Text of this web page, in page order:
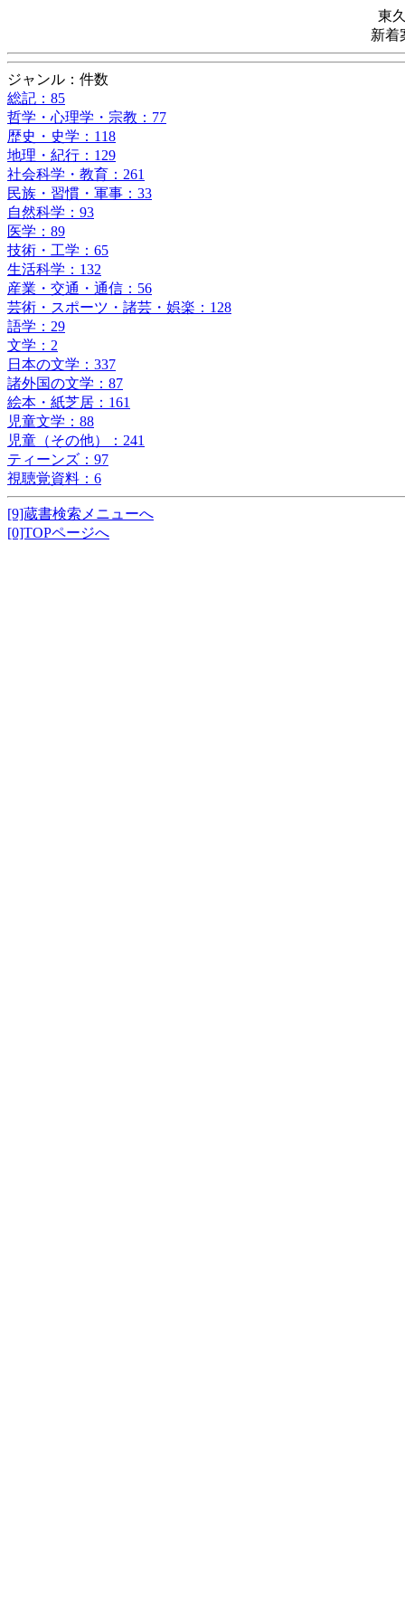
東
新着
ジャンル：件数
総記：85
哲学・心理学・宗教：77
歴史・史学：118
地理・紀行：129
社会科学・教育：261
民族・習慣・軍事：33
自然科学：93
医学：89
技術・工学：65
生活科学：132
産業・交通・通信：56
芸術・スポーツ・諸芸・娯楽：128
語学：29
文学：2
日本の文学：337
諸外国の文学：87
絵本・紙芝居：161
児童文学：88
児童（その他）：241
ティーンズ：97
視聴覚資料：6
[9]蔵書検索メニューへ
[0]TOPページへ